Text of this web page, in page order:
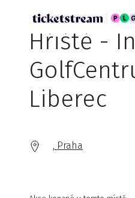
Hřiště -
Liberec
, Praha